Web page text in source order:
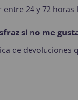
24 y 72
si no me
de